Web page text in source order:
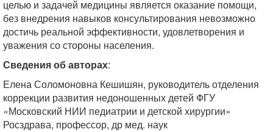
целью и задачей медицины является оказание помощи,
без внедрения навыков консультирования невозможно
достичь реальной эффективности, удовлетворения и
уважения со стороны населения.
Сведения об авторах:
Елена Соломоновна Кешишян, руководитель отделения
коррекции развития недоношенных детей ФГУ
«Московский НИИ педиатрии и детской хирургии»
Росздрава, профессор, др мед. наук